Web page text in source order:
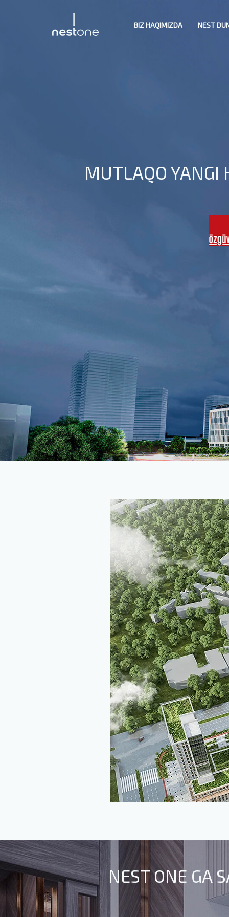
BIZ HAQIMIZDA NEST
MUTLAQO YANGI
NEST ONE GA